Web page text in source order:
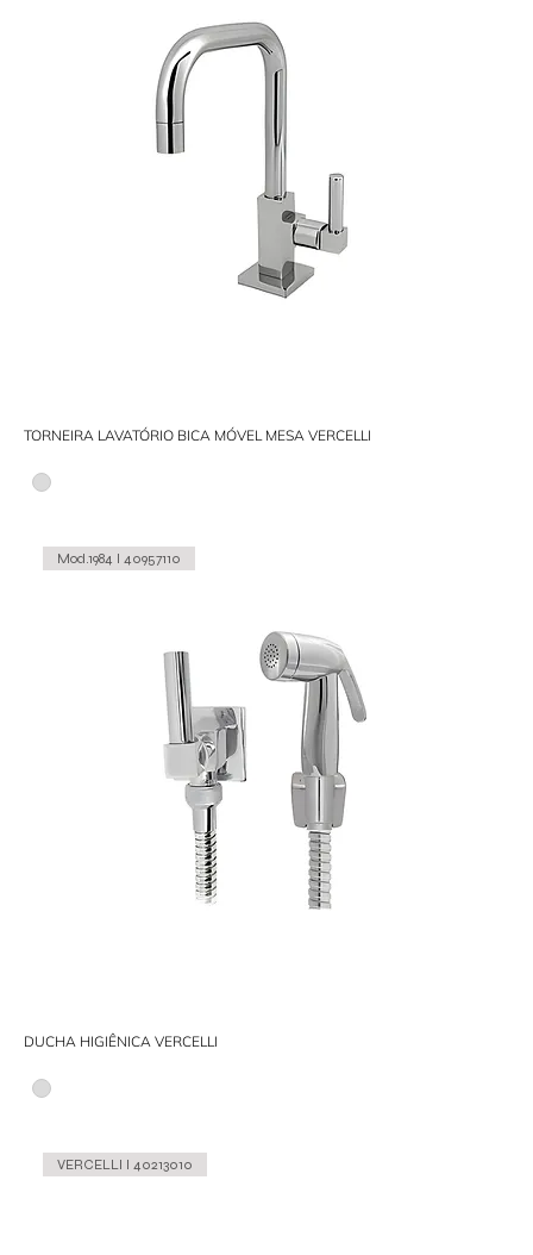
TORNEIRA LAVATÓRIO BICA MÓVEL MESA VERCELLI
Mod.1984 I 40957110
DUCHA HIGIÊNICA VERCELLI
VERCELLI l 40213010